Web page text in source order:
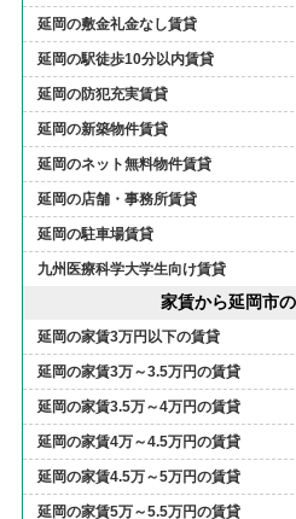
延岡の敷金礼金なし賃貸
延岡の駅徒歩10分以内賃貸
延岡の防犯充実賃貸
延岡の新築物件賃貸
延岡のネット無料物件賃貸
延岡の店舗・事務所賃貸
延岡の駐車場賃貸
九州医療科学大学生向け賃貸
家賃から延岡市
延岡の家賃3万円以下の賃貸
延岡の家賃3万～3.5万円の賃貸
延岡の家賃3.5万～4万円の賃貸
延岡の家賃4万～4.5万円の賃貸
延岡の家賃4.5万～5万円の賃貸
延岡の家賃5万～5.5万円の賃貸